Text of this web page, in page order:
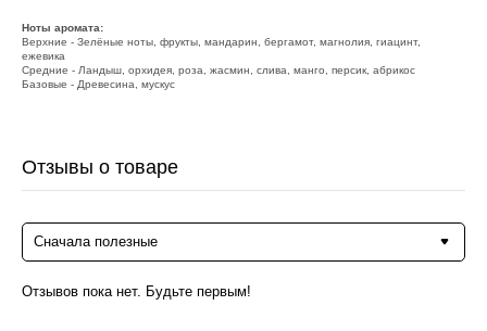
Ноты аромата:
Верхние - Зелёные ноты, фрукты, мандарин, бергамот, магнолия, гиацинт,
ежевика
Средние - Ландыш, орхидея, роза, жасмин, слива, манго, персик, абрикос
Базовые - Древесина, мускус
Отзывы о товаре
Сначала полезные
Отзывов пока нет. Будьте первым!